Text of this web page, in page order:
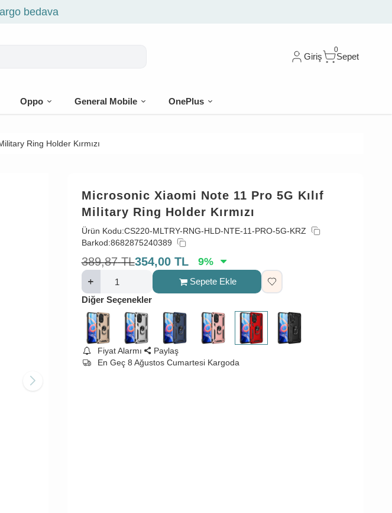
İlk siparişe %10 indirim
Giriş
0
Sepet
Oppo General Mobile OnePlus
Ring Holder Kırmızı
Microsonic Xiaomi Note 11 Pro 5G Kılıf
Military Ring Holder Kırmızı
Ürün Kodu:CS220-MLTRY-RNG-HLD-NTE-11-PRO-5G-KRZ
Barkod:8682875240389
389,87 TL354,00 TL 9%
Sepete Ekle
Diğer Seçenekler
Fiyat Alarmı
Paylaş
En Geç 8 Ağustos Cumartesi Kargoda